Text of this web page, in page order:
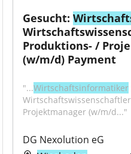
Gesucht:
Produktions- /
(w/m/d) Payment
"...Wirtschaftsinformatiker
Projektmanager (w/m/d..."
DG Nexolution eG